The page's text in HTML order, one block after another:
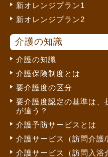
新オレンジプラン1
新オレンジプラン2
介護の知識
介護の知識
介護保険制度とは
要介護度の区分
要介護度認定の基準は、
が違う？
介護予防サービスとは
介護サービス（訪問介護/
介護サービス（訪問入浴